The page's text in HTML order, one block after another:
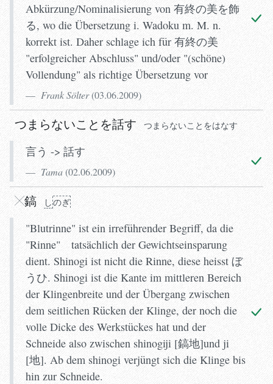
Abkürzung/Nominalisierung von 有終の美を飾
る, wo die Übersetzung i. Wadoku m. M. n.
korrekt ist. Daher schlage ich für 有終の美
"erfolgreicher Abschluss" und/oder "(schöne)
Vollendung" als richtige Übersetzung vor
Frank Sölter(03.06.2009)
つまらないことを話す つまらないことをはなす
言う -> 話す
Tama(02.06.2009)
鎬 しのぎし
し
"Blutrinne" ist ein irreführender Begriff, da die
"Rinne" tatsächlich der Gewichtseinsparung
dient. Shinogi ist nicht die Rinne, diese heisst ぼ
うひ. Shinogi ist die Kante im mittleren Bereich
der Klingenbreite und der Übergang zwischen
dem seitlichen Rücken der Klinge, der noch die
volle Dicke des Werkstückes hat und der
Schneide also zwischen shinogiji [鎬地]und ji
[地]. Ab dem shinogi verjüngt sich die Klinge bis
hin zur Schneide.